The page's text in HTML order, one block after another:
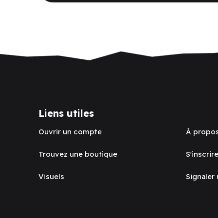
Liens utiles
Ouvrir un compte
Trouvez une boutique
Visuels
À
Signaler